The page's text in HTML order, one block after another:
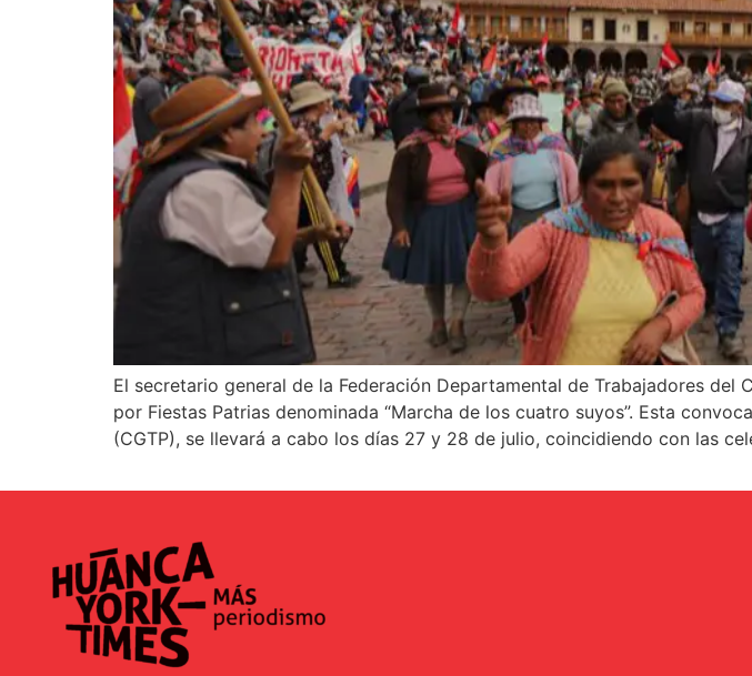
El secretario general de la Federación Departamental de Trabajadores
por Fiestas Patrias denominada “Marcha de los cuatro suyos”. Esta
(CGTP), se llevará a cabo los días 27 y 28 de julio, coincidiendo con las